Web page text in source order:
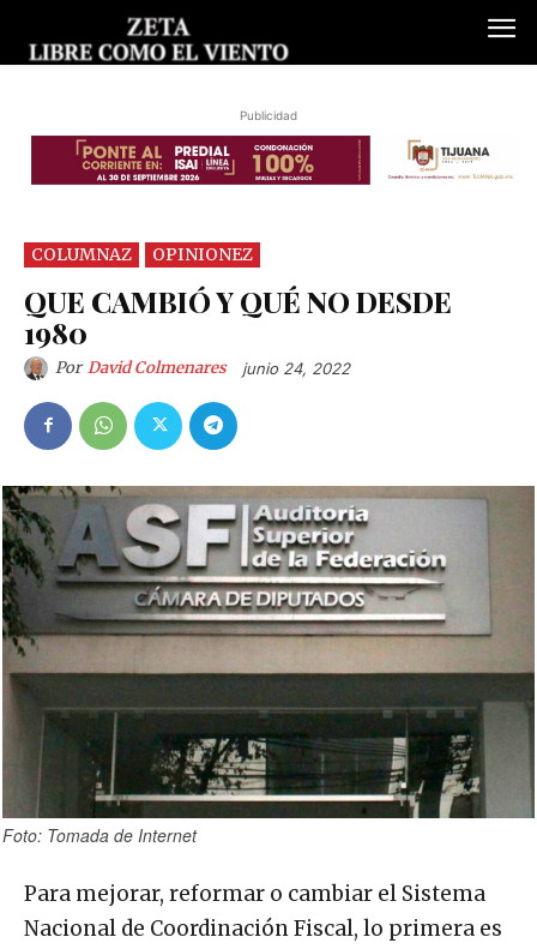
Publicidad
COLUMNAZ OPINIONEZ
QUE CAMBIÓ Y QUÉ NO DESDE
1980
Por David Colmenares junio 24, 2022
Foto: Tomada de Internet
Para mejorar, reformar o cambiar el Sistema
Nacional de Coordinación Fiscal, lo primera es